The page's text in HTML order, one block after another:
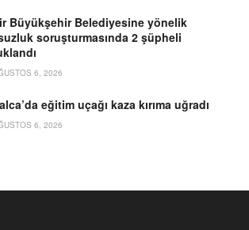
Büyükşehir Belediyesine yönelik
soruşturmasında 2 şüpheli
6, 2026
eğitim uçağı kaza kırıma uğradı
6, 2026